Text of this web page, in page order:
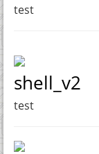
test
shell_v2
test